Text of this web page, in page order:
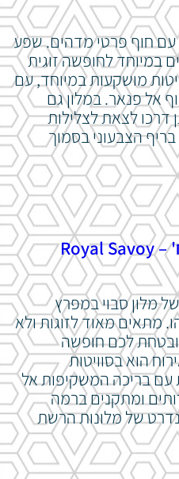
עם חוף פרטי מדהים. שפע
במיוחד לחופשה זוגית
מושקעות במיוחד, עם
אל פנאר. במלון גם
דרכו לצאת לצלילות
הצבעוני בסמוך
רויאל סבוי שארם א-שייח' – Royal Savoy
מלון סבוי במפרץ
מתאים מאוד לזוגות ולא
לכם חופשה
הוא בסוויטות
עם בריכה המשקיפות אל
ומתקנים ברמה
של מלונות הרשת